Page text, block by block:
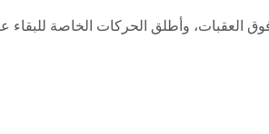
العقبات، وأطلق الحركات الخاصة للبقاء